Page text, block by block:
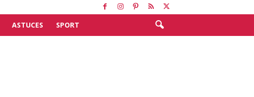
ASTUCES SPORT